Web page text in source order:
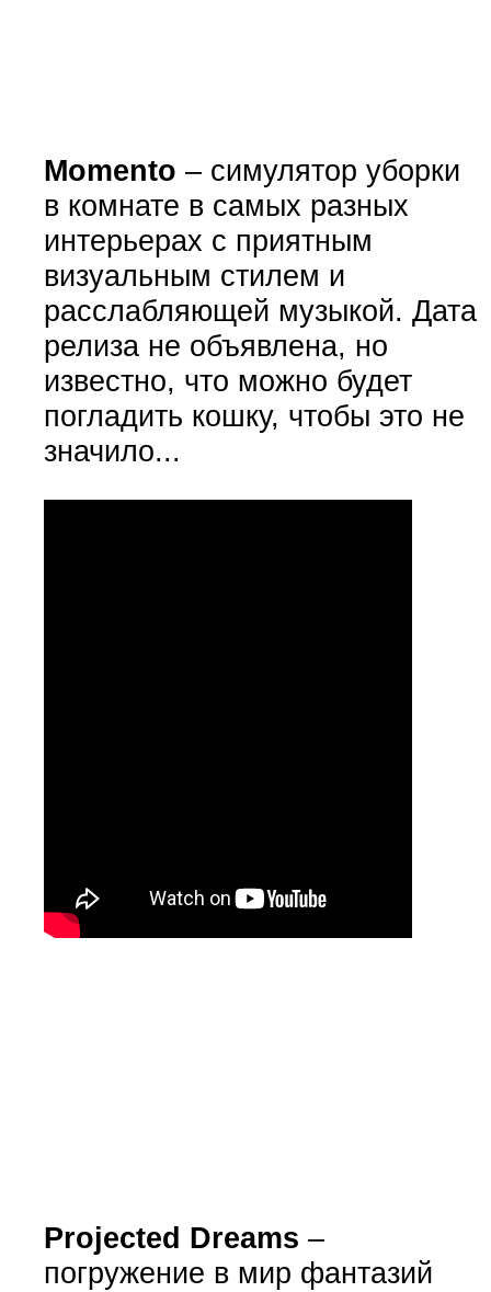
Momento – симулятор уборки
в комнате в самых разных
интерьерах с приятным
визуальным стилем и
расслабляющей музыкой. Дата
релиза не объявлена, но
известно, что можно будет
погладить кошку, чтобы это не
значило...
Projected Dreams –
погружение в мир фантазий